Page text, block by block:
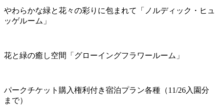
やわらかな緑と花々の彩りに包まれて「ノルディック・ヒュ
ッゲルーム」
花と緑の癒し空間「グローイングフラワールーム」
パークチケット購入権利付き宿泊プラン各種（11/26入園分
まで）